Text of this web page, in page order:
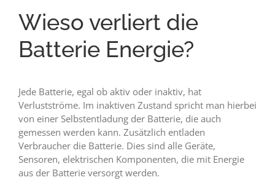
Wieso verliert die
Batterie Energie?
Jede Batterie, egal ob aktiv oder inaktiv, hat
Verlustströme. Im inaktiven Zustand spricht man hierbei
von einer Selbstentladung der Batterie, die auch
gemessen werden kann. Zusätzlich entladen
Verbraucher die Batterie. Dies sind alle Geräte,
Sensoren, elektrischen Komponenten, die mit Energie
aus der Batterie versorgt werden.